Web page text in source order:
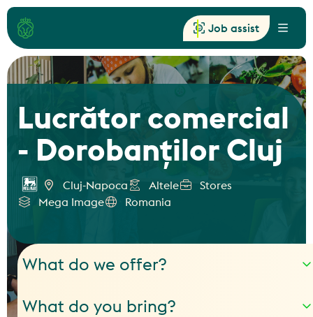
Job assist Menu
Lucrător comercial
- Dorobanților Cluj
Cluj-Napoca Altele
Stores
Mega Image
Romania
What do we offer?
What do you bring?